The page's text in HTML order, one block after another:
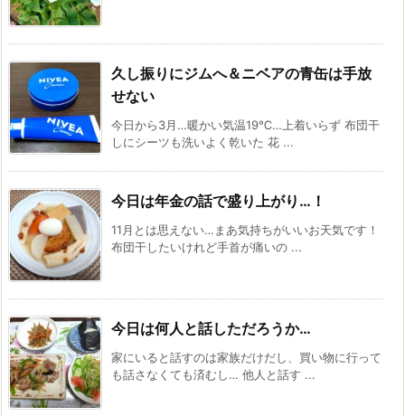
久し振りにジムへ＆ニベアの青缶は手放
せない
今日から3月…暖かい気温19℃…上着いらず 布団干
しにシーツも洗いよく乾いた 花 ...
今日は年金の話で盛り上がり…！
11月とは思えない…まあ気持ちがいいお天気です！
布団干したいけれど手首が痛いの ...
今日は何人と話しただろうか…
家にいると話すのは家族だけだし、買い物に行って
も話さなくても済むし… 他人と話す ...